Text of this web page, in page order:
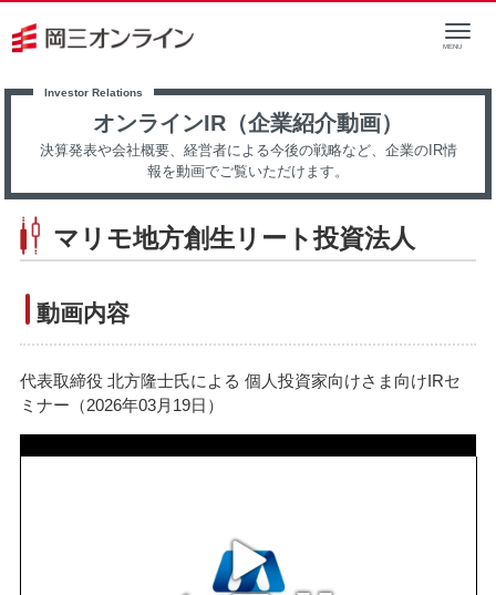
オンラインIR（企業紹介動画）
決算発表や会社概要、経営者による今後の戦略など、企業のIR情
報を動画でご覧いただけます。
マリモ地方創生リート投資法人
動画内容
代表取締役 北方隆士氏による 個人投資家向けさま向けIRセ
ミナー（2026年03月19日）